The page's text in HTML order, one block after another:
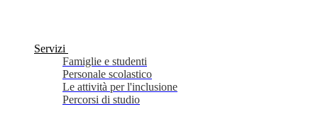
Servizi
Famiglie e studenti
Personale scolastico
Le attività per l'inclusione
Percorsi di studio